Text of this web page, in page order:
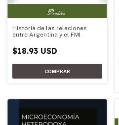
Historia de las relaciones
entre Argentina y el FMI
$18.93 USD